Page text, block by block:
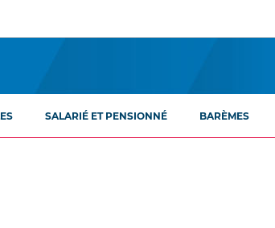
SALARIÉ ET PENSIONNÉ BARÈMES